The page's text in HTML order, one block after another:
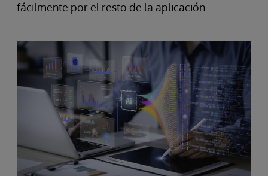
fácilmente por el resto de la aplicación.